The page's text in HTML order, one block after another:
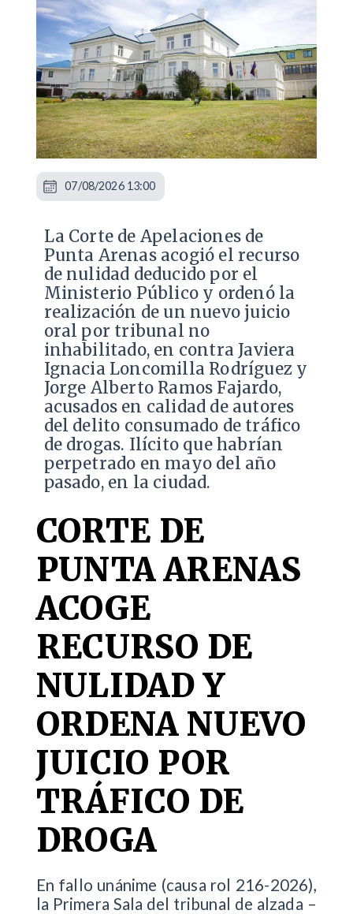
La Corte de Apelaciones de
Punta Arenas acogió el recurso
de nulidad deducido por el
Ministerio Público y ordenó la
realización de un nuevo juicio
oral por tribunal no
inhabilitado, en contra Javiera
Ignacia Loncomilla Rodríguez y
Jorge Alberto Ramos Fajardo,
acusados en calidad de autores
del delito consumado de tráfico
de drogas. Ilícito que habrían
perpetrado en mayo del año
pasado, en la ciudad.
CORTE DE
PUNTA ARENAS
ACOGE
RECURSO DE
NULIDAD Y
ORDENA NUEVO
JUICIO POR
TRÁFICO DE
DROGA
En fallo unánime (causa rol 216-2026),
la Primera Sala del tribunal de alzada –
07/08/2026 13:00